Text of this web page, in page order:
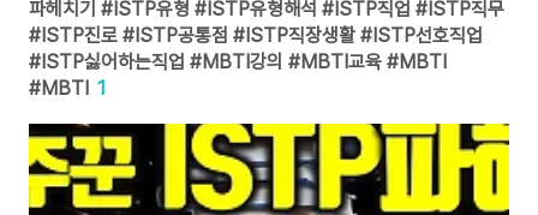
파헤치기 #ISTP유형 #ISTP유형해석 #ISTP직업 #ISTP직무
#ISTP진로 #ISTP공통점 #ISTP직장생활 #ISTP선호직업
#ISTP싫어하는직업 #MBTI강의 #MBTI교육 #MBTI
#MBTI 1